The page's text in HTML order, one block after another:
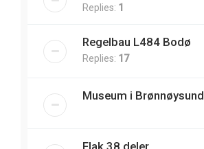
Replies: 1
Regelbau L484 Bodø
Replies: 17
Museum i Brønnøysund